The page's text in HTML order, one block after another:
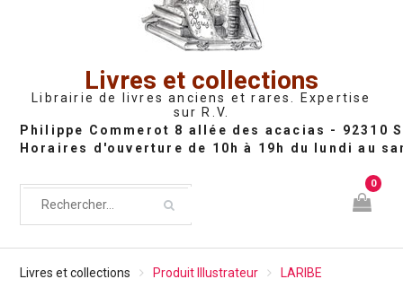
Livres et collections
Librairie de livres anciens et rares. Expertise
sur R.V.
0
Livres et collections Produit Illustrateur LARIBE